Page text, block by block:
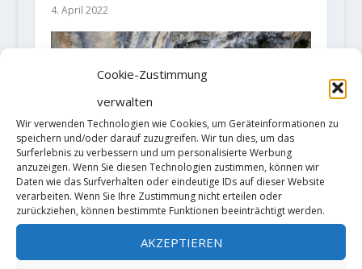
Cookie-Zustimmung
verwalten
Wir verwenden Technologien wie Cookies, um Geräteinformationen zu
speichern und/oder darauf zuzugreifen. Wir tun dies, um das
Surferlebnis zu verbessern und um personalisierte Werbung
anzuzeigen. Wenn Sie diesen Technologien zustimmen, können wir
Daten wie das Surfverhalten oder eindeutige IDs auf dieser Website
verarbeiten. Wenn Sie Ihre Zustimmung nicht erteilen oder
zurückziehen, können bestimmte Funktionen beeinträchtigt werden.
AKZEPTIEREN
4. April 2022
Katherine Choong klettert MSL
"La Ramirole" (8b)